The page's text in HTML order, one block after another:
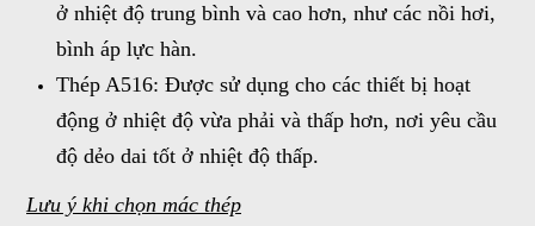
ở nhiệt độ trung bình và cao hơn, như các nồi hơi,
bình áp lực hàn.
Thép A516: Được sử dụng cho các thiết bị hoạt
động ở nhiệt độ vừa phải và thấp hơn, nơi yêu cầu
độ dẻo dai tốt ở nhiệt độ thấp.
Lưu ý khi chọn mác thép